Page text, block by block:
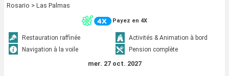
Rosario > Las Palmas
Payez en 4X
Restauration raffinée
Activités & Animation à bord
Navigation à la voile
Pension complète
mer. 27 oct. 2027